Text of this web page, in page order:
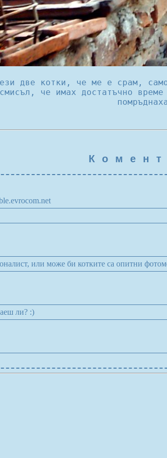
две котки, че ме е срам,
че имах достатъчно
К о м е н т
или може би котките са опитни
ли? :)